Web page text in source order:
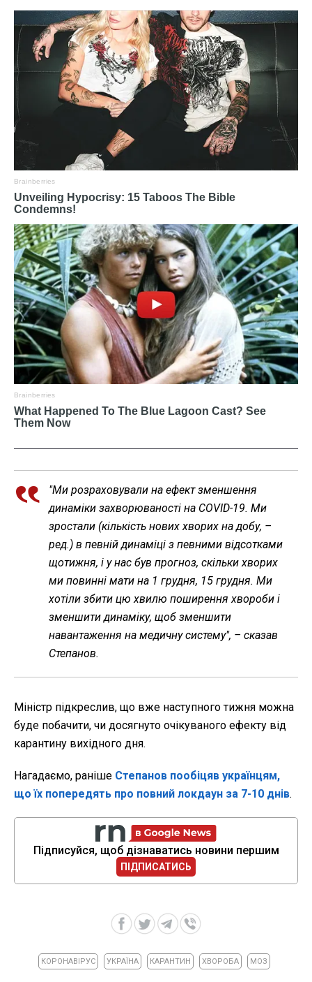
"Ми розраховували на ефект зменшення
динаміки захворюваності на COVID-19. Ми
зростали (кількість нових хворих на добу, –
ред.) в певній динаміці з певними відсотками
щотижня, і у нас був прогноз, скільки хворих
ми повинні мати на 1 грудня, 15 грудня. Ми
хотіли збити цю хвилю поширення хвороби і
зменшити динаміку, щоб зменшити
навантаження на медичну систему", – сказав
Степанов.
Міністр підкреслив, що вже наступного тижня можна
буде побачити, чи досягнуто очікуваного ефекту від
карантину вихідного дня.
Нагадаємо, раніше Степанов пообіцяв українцям,
що їх попередять про повний локдаун за 7-10 днів.
Підписуйся, щоб дізнаватись новини першим
ПІДПИСАТИСЬ
КОРОНАВІРУС УКРАЇНА КАРАНТИН ХВОРОБА МОЗ